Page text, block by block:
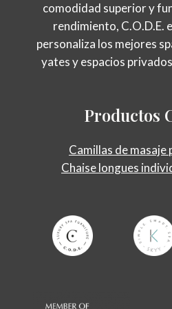
comodidad superior y
rendimiento, C.O.D.E.
personaliza los mejores
yates y espacios
Productos
Camillas de
Chaise longues